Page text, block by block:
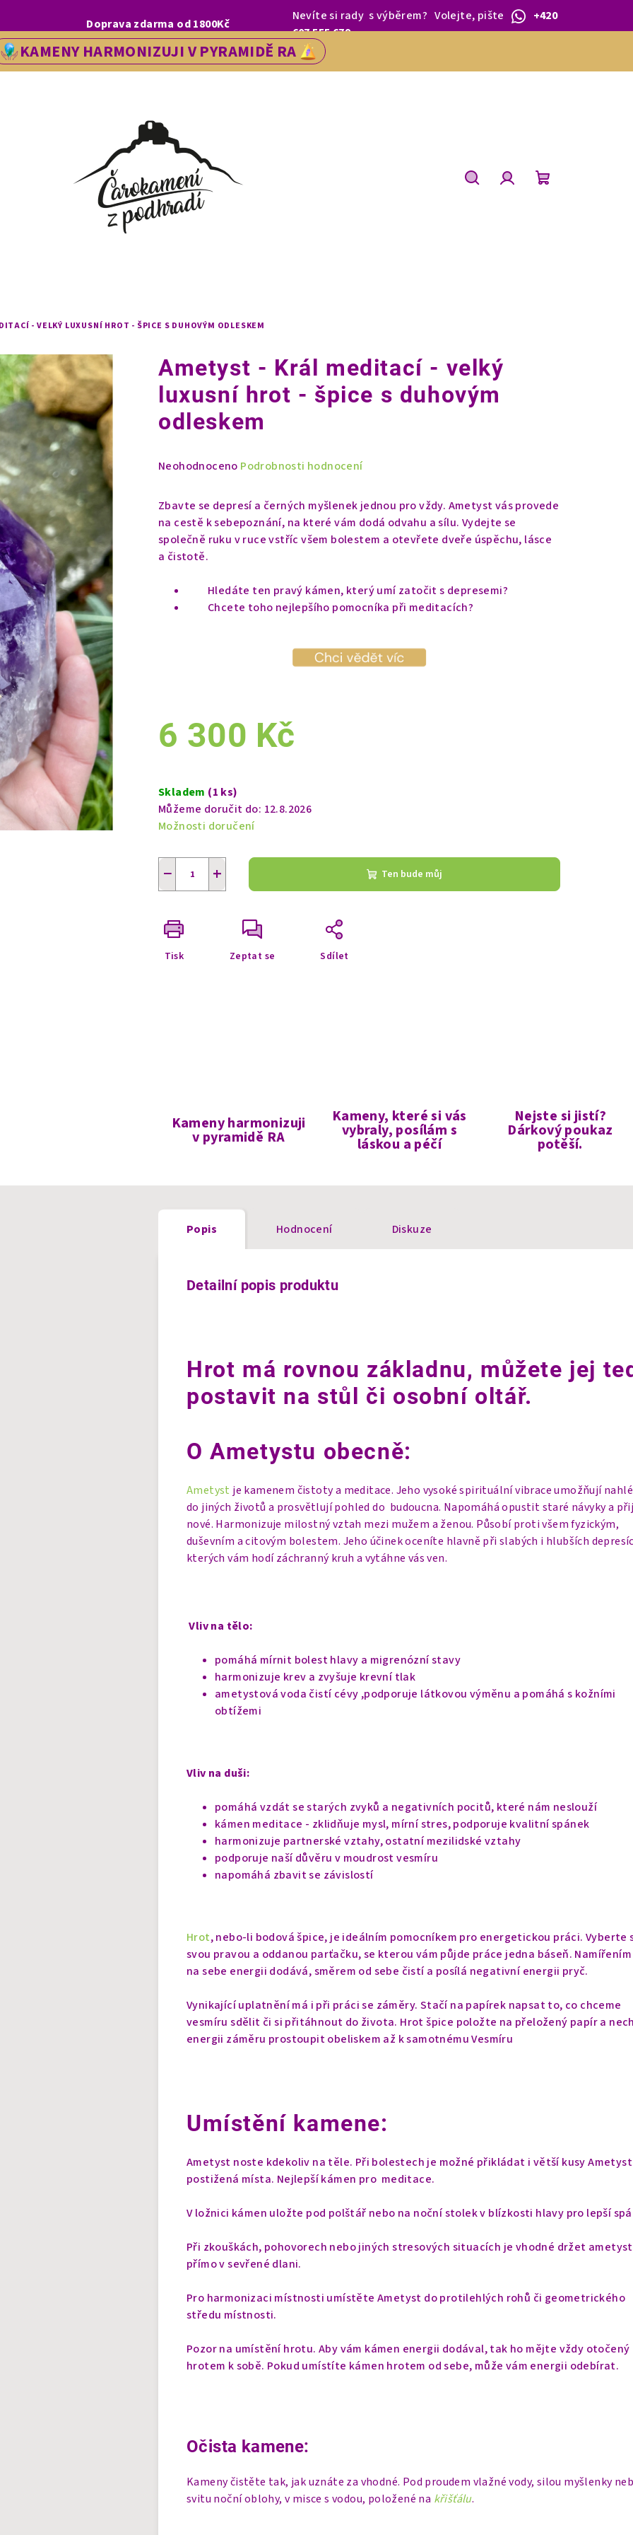
LETOS SE NA VÁS V NAŠÍ PRODEJNĚ V ŘEDHOŠTI BUDEME TĚŠIT OD 1.BŘEZNA.
Doprava zdarma od 1800Kč
Nevíte si rady s výběrem?Volejte, pište
+420
607 555 679
KAMENY HARMONIZUJI V PYRAMIDĚ RA
- VELKÝ LUXUSNÍ HROT - ŠPICE S DUHOVÝM ODLESKEM
Ametyst - Král meditací - velký
luxusní hrot - špice s duhovým
odleskem
Průměrné
produktu
z
hvězdiček.
Neohodnoceno Podrobnosti hodnocení
Zbavte se depresí a černých myšlenek jednou pro vždy. Ametyst vás provede
na cestě k sebepoznání, na které vám dodá odvahu a sílu. Vydejte se
společně ruku v ruce vstříc všem bolestem a otevřete dveře úspěchu, lásce
a čistotě.
Hledáte ten pravý kámen, který umí zatočit s depresemi?
Chcete toho nejlepšího pomocníka při meditacích?
6 300 Kč
cena:
Skladem (1 ks)
Můžeme doručit do: 12.8.2026
Možnosti doručení
+
− Ten bude můj
Tisk Zeptat se Sdílet
Kameny harmonizuji
v pyramidě RA
Kameny, které si vás
vybraly, posílám s
láskou a péčí
Nejste si jistí?
Dárkový poukaz
potěší.
Popis Hodnocení Diskuze
Detailní popis produktu
Hrot má rovnou základnu, můžete jej
postavit na stůl či osobní oltář.
O Ametystu obecně:
Ametyst je kamenem čistoty a meditace. Jeho vysoké spirituální vibrace umožňují
do jiných životů a prosvětlují pohled do budoucna. Napomáhá opustit staré návyky a
nové. Harmonizuje milostný vztah mezi mužem a ženou. Působí proti všem fyzickým,
duševním a citovým bolestem. Jeho účinek oceníte hlavně při slabých i hlubších
kterých vám hodí záchranný kruh a vytáhne vás ven.
Vliv na tělo:
pomáhá mírnit bolest hlavy a migrenózní stavy
harmonizuje krev a zvyšuje krevní tlak
ametystová voda čistí cévy ,podporuje látkovou výměnu a pomáhá s kožními
obtížemi
Vliv na duši:
pomáhá vzdát se starých zvyků a negativních pocitů, které nám neslouží
kámen meditace - zklidňuje mysl, mírní stres, podporuje kvalitní spánek
harmonizuje partnerské vztahy, ostatní mezilidské vztahy
podporuje naší důvěru v moudrost vesmíru
napomáhá zbavit se závislostí
Hrot, nebo-li bodová špice, je ideálním pomocníkem pro energetickou práci. Vyberte
svou pravou a oddanou parťačku, se kterou vám půjde práce jedna báseň.
na sebe energii dodává, směrem od sebe čistí a posílá negativní energii pryč.
Vynikající uplatnění má i při práci se záměry. Stačí na papírek napsat to, co chceme
vesmíru sdělit či si přitáhnout do života. Hrot špice položte na přeložený papír a
energii záměru prostoupit obeliskem až k samotnému Vesmíru
Umístění kamene:
Ametyst noste kdekoliv na těle. Při bolestech je možné přikládat i větší kusy
postižená místa. Nejlepší kámen pro meditace.
V ložnici kámen uložte pod polštář nebo na noční stolek v blízkosti hlavy pro lepší
Při zkouškách, pohovorech nebo jiných stresových situacích je vhodné držet ametyst
přímo v sevřené dlani.
Pro harmonizaci místnosti umístěte Ametyst do protilehlých rohů či geometrického
středu místnosti.
Pozor na umístění hrotu. Aby vám kámen energii dodával, tak ho mějte vždy otočený
hrotem k sobě. Pokud umístíte kámen hrotem od sebe, může vám energii odebírat.
Očista kamene:
Kameny čistěte tak, jak uznáte za vhodné. Pod proudem vlažné vody, silou myšlenky
svitu noční oblohy, v misce s vodou, položené na křišťálu.